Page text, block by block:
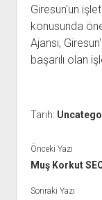
Giresun'un
konusunda
Ajansı,
başarılı olan
Tarih:
Önceki Yazı
Muş Korkut
Sonraki Yazı